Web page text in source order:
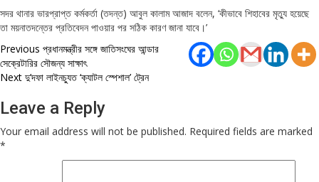
সদর থানার ভারপ্রাপ্ত কর্মকর্তা (তদন্ত) আবুল কালাম আজাদ বলেন, ‘কীভাবে শিহাবের মৃত্যু হয়েছে
তা ময়নাতদন্তের প্রতিবেদন পাওয়ার পর সঠিক কারণ জানা যাবে।’
Post
navigation
Previous প্রধানমন্ত্রীর সঙ্গে জাতিসংঘের আন্ডার
সেক্রেটারির সৌজন্য সাক্ষাৎ
Next দু’দফা লাইনচ্যুত ‘ক্যাটল স্পেশাল’ ট্রেন
Leave a Reply
Your email address will not be published. Required fields are marked
*